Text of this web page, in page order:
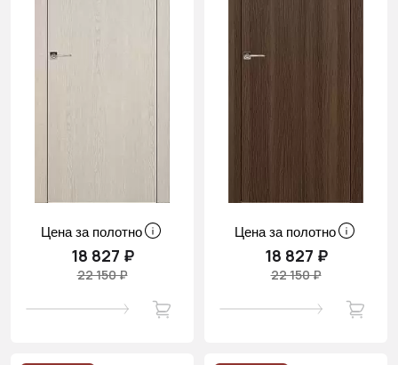
Цена за полотно
18 827 ₽
22 150 ₽
Цена за полотно
18 827 ₽
22 150 ₽